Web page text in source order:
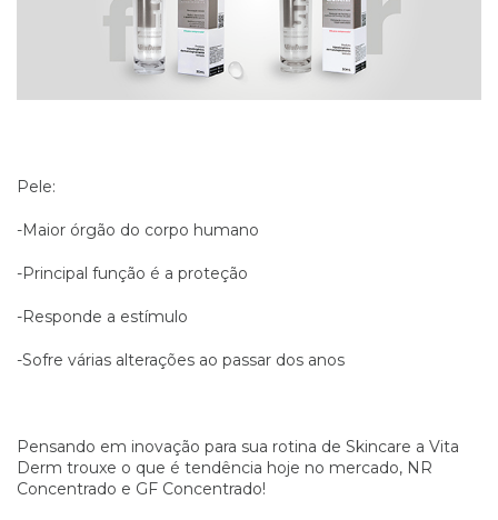
Pele:
-Maior órgão do corpo humano
-Principal função é a proteção
-Responde a estímulo
-Sofre várias alterações ao passar dos anos
Pensando em inovação para sua rotina de Skincare a Vita
Derm trouxe o que é tendência hoje no mercado, NR
Concentrado e GF Concentrado!